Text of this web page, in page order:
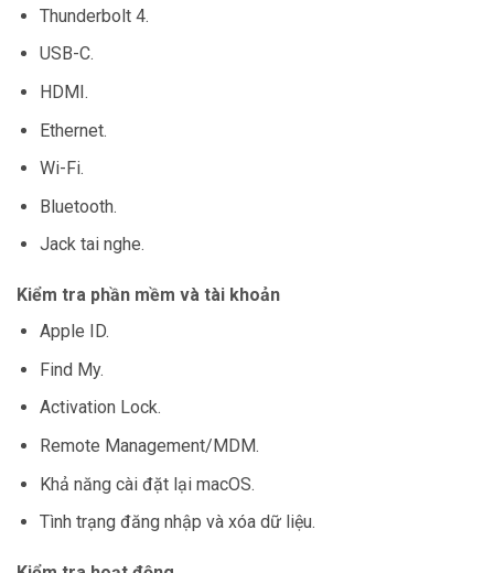
Thunderbolt 4.
USB-C.
HDMI.
Ethernet.
Wi-Fi.
Bluetooth.
Jack tai nghe.
Kiểm tra phần mềm và tài khoản
Apple ID.
Find My.
Activation Lock.
Remote Management/MDM.
Khả năng cài đặt lại macOS.
Tình trạng đăng nhập và xóa dữ liệu.